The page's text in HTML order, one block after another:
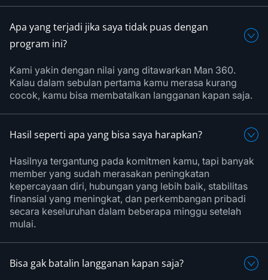
Apa yang terjadi jika saya tidak puas dengan
program ini?
Kami yakin dengan nilai yang ditawarkan Man 360.
Kalau dalam sebulan pertama kamu merasa kurang
cocok, kamu bisa membatalkan langganan kapan saja.
Hasil seperti apa yang bisa saya harapkan?
Hasilnya tergantung pada komitmen kamu, tapi banyak
member yang sudah merasakan peningkatan
kepercayaan diri, hubungan yang lebih baik, stabilitas
finansial yang meningkat, dan perkembangan pribadi
secara keseluruhan dalam beberapa minggu setelah
mulai.
Bisa gak batalin langganan kapan saja?